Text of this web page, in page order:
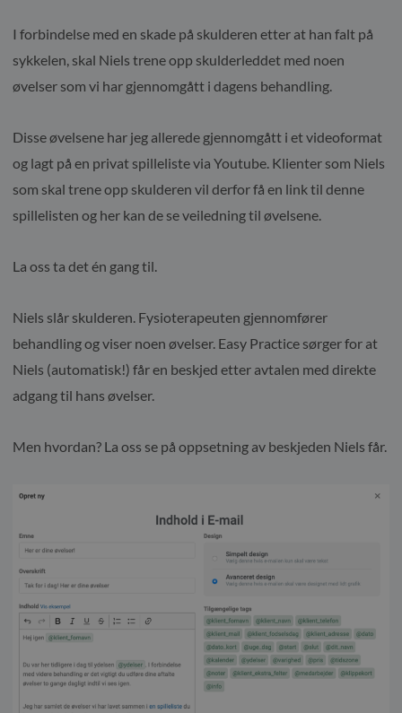
I forbindelse med en skade på skulderen etter at han falt på
sykkelen, skal Niels trene opp skulderleddet med noen
øvelser som vi har gjennomgått i dagens behandling.
Disse øvelsene har jeg allerede gjennomgått i et videoformat
og lagt på en privat spilleliste via Youtube. Klienter som Niels
som skal trene opp skulderen vil derfor få en link til denne
spillelisten og her kan de se veiledning til øvelsene.
La oss ta det én gang til.
Niels slår skulderen. Fysioterapeuten gjennomfører
behandling og viser noen øvelser. Easy Practice sørger for at
Niels (automatisk!) får en beskjed etter avtalen med direkte
adgang til hans øvelser.
Men hvordan? La oss se på oppsetning av beskjeden Niels får.